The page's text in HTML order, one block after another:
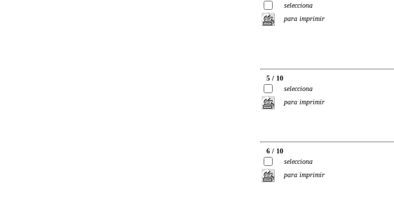
selecciona
para imprimir
5 / 10
selecciona
para imprimir
6 / 10
selecciona
para imprimir